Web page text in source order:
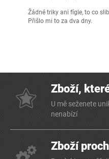
Žádné triky ani fígle, to co
Přišlo mi to za dva dny.
Zboží,
U mě seženete
nenabízí
Zboží